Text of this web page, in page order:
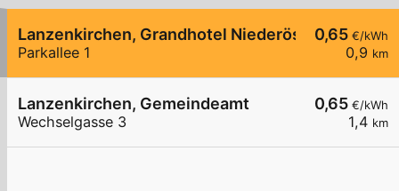
0,65 €/kWh
0,9 km
Lanzenkirchen, Grandhotel
Parkallee 1
0,65 €/kWh
1,4 km
Lanzenkirchen, Gemeindeamt
Wechselgasse 3